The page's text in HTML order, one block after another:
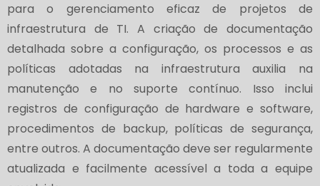
para o gerenciamento eficaz de projetos de
infraestrutura de TI. A criação de documentação
detalhada sobre a configuração, os processos e as
políticas adotadas na infraestrutura auxilia na
manutenção e no suporte contínuo. Isso inclui
registros de configuração de hardware e software,
procedimentos de backup, políticas de segurança,
entre outros. A documentação deve ser regularmente
atualizada e facilmente acessível a toda a equipe